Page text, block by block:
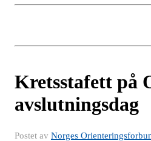
Kretsstafett på
avslutningsdag
Postet av Norges